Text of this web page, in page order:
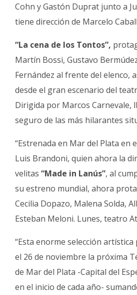
Cohn y Gastón Duprat junto a
tiene dirección de Marcelo
“La cena de los Tontos”,
Martín Bossi, Gustavo
Fernández al frente del elenco,
desde el gran escenario del
Dirigida por Marcos Carnevale,
seguro de las más hilarantes
“Estrenada en Mar del Plata en
Luis Brandoni, quien ahora la
velitas “Made in Lanús”, al
su estreno mundial, ahora
Cecilia Dopazo, Malena Solda,
Esteban Meloni. Lunes, teatro
“Esta enorme selección
el 26 de noviembre la próxima
de Mar del Plata -Capital del
en el inicio de cada año-